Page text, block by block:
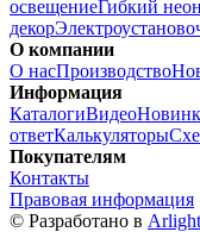
освещениеГибкий неон
декор
О компании
О насПроизводство
Информация
КаталогиВидео
ответКалькуляторы
Покупателям
Контакты
Правовая информация
© Разработано в Arlight